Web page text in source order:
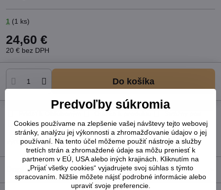
1 (1 ks)
24,60 €
20 € bez DPH
Do košíka
Otázka k produktu
Doručenia
Výrobca:ATI
Doplnkové informácie
Predvoľby súkromia
Cookies používame na zlepšenie vašej návštevy tejto webovej
stránky, analýzu jej výkonnosti a zhromažďovanie údajov o jej
používaní. Na tento účel môžeme použiť nástroje a služby
tretích strán a zhromaždené údaje sa môžu preniesť k
partnerom v EÚ, USA alebo iných krajinách. Kliknutím na
„Prijať všetky cookies“ vyjadrujete svoj súhlas s týmto
spracovaním. Nižšie môžete nájsť podrobné informácie alebo
upraviť svoje preferencie.